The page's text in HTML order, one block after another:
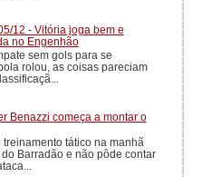
12 - Vitória joga bem e
no Engenhão
sem gols para se
rolou, as coisas pareciam
Benazzi começa a montar o
tático na manhã
Barradão e não pôde contar